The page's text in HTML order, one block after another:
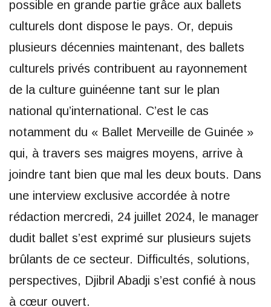
possible en grande partie grâce aux ballets
culturels dont dispose le pays. Or, depuis
plusieurs décennies maintenant, des ballets
culturels privés contribuent au rayonnement
de la culture guinéenne tant sur le plan
national qu’international. C’est le cas
notamment du « Ballet Merveille de Guinée »
qui, à travers ses maigres moyens, arrive à
joindre tant bien que mal les deux bouts. Dans
une interview exclusive accordée à notre
rédaction mercredi, 24 juillet 2024, le manager
dudit ballet s’est exprimé sur plusieurs sujets
brûlants de ce secteur. Difficultés, solutions,
perspectives, Djibril Abadji s’est confié à nous
à cœur ouvert.